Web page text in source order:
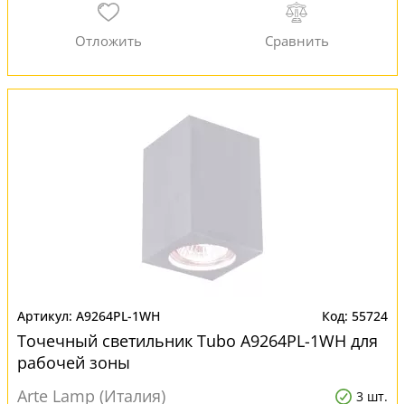
A9264PL-1WH 55724
Точечный светильник Tubo A9264PL-1WH для
рабочей зоны
Arte Lamp (Италия)
3 шт.